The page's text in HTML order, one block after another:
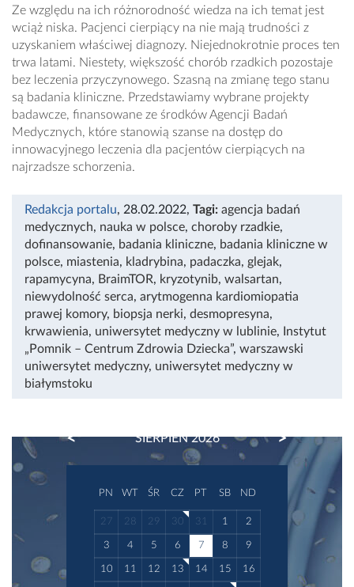
Ze względu na ich różnorodność wiedza na ich temat jest
wciąż niska. Pacjenci cierpiący na nie mają trudności z
uzyskaniem właściwej diagnozy. Niejednokrotnie proces ten
trwa latami. Niestety, większość chorób rzadkich pozostaje
bez leczenia przyczynowego. Szasną na zmianę tego stanu
są badania kliniczne. Przedstawiamy wybrane projekty
badawcze, finansowane ze środków Agencji Badań
Medycznych, które stanowią szanse na dostęp do
innowacyjnego leczenia dla pacjentów cierpiących na
najrzadsze schorzenia.
Redakcja portalu, 28.02.2022, Tagi: agencja badań
medycznych, nauka w polsce, choroby rzadkie,
dofinansowanie, badania kliniczne, badania kliniczne w
polsce, miastenia, kladrybina, padaczka, glejak,
rapamycyna, BraimTOR, kryzotynib, walsartan,
niewydolność serca, arytmogenna kardiomiopatia
prawej komory, biopsja nerki, desmopresyna,
krwawienia, uniwersytet medyczny w lublinie, Instytut
„Pomnik – Centrum Zdrowia Dziecka”, warszawski
uniwersytet medyczny, uniwersytet medyczny w
białymstoku
SIERPIEŃ 2026
PREVIOUS NEXT
PN WT ŚR CZ PT SB ND
27 28 29 30 31 1 2
3 4 5 6 7 8 9
10 11 12 13 14 15 16